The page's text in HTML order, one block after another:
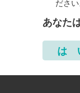
ださ
あなた
は